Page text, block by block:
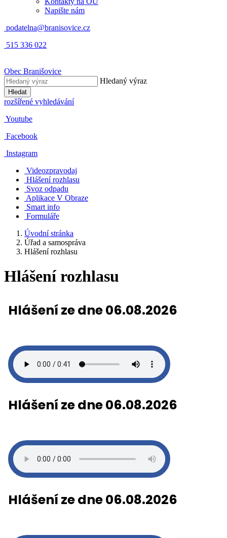
Napište nám
podatelna@branisovice.cz
515 336 022
Obec Branišovice
Hledaný výraz
Hledat
rozšířené vyhledávání
Youtube
Facebook
Instagram
Videozpravodaj
Hlášení rozhlasu
Svoz odpadu
Aplikace V Obraze
Smart info
Formuláře
Úvodní stránka
Úřad a samospráva
Hlášení rozhlasu
Hlášení rozhlasu